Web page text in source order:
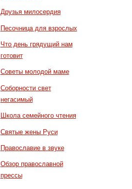
Друзья милосердия
Песочница для взрослых
Что день грядущий нам
готовит
Советы молодой маме
Соборности свет
негасимый
Школа семейного чтения
Святые жены Руси
Православие в звуке
Обзор православной
прессы